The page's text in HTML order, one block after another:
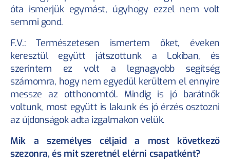
óta ismerjük egymást, úgyhogy ezzel nem volt
semmi gond.
F.V.: Természetesen ismertem őket, éveken
keresztül együtt játszottunk a Lokiban, és
szerintem ez volt a legnagyobb segítség
számomra, hogy nem egyedül kerültem el ennyire
messze az otthonomtól. Mindig is jó barátnők
voltunk, most együtt is lakunk és jó érzés osztozni
az újdonságok adta izgalmakon velük.
Mik a személyes céljaid a most következő
szezonra, és mit szeretnél elérni csapatként?